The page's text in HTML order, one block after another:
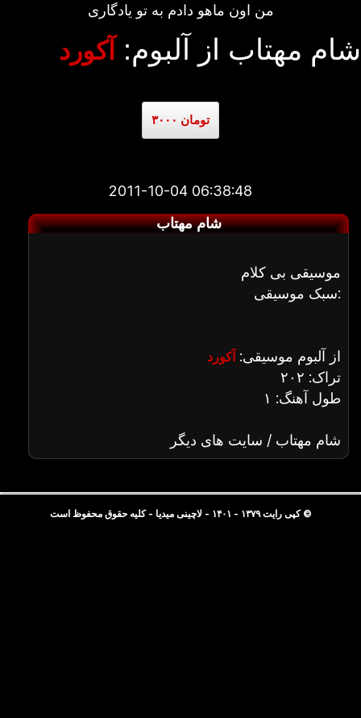
من اون ماهو دادم به تو یادگاری
شام مهتاب از آلبوم: آکورد
۳۰۰۰ تومان
2011-10-04 06:38:48
شام مهتاب
موسیقی بی کلام
سبک موسیقی:
از آلبوم موسیقی: آکورد
تراک: ۲۰۲
طول آهنگ: ۱
شام مهتاب / سایت های دیگر
© کپی رایت ۱۳۷۹ - ۱۴۰۱ - لاچینی میدیا - کلیه حقوق محفوظ است